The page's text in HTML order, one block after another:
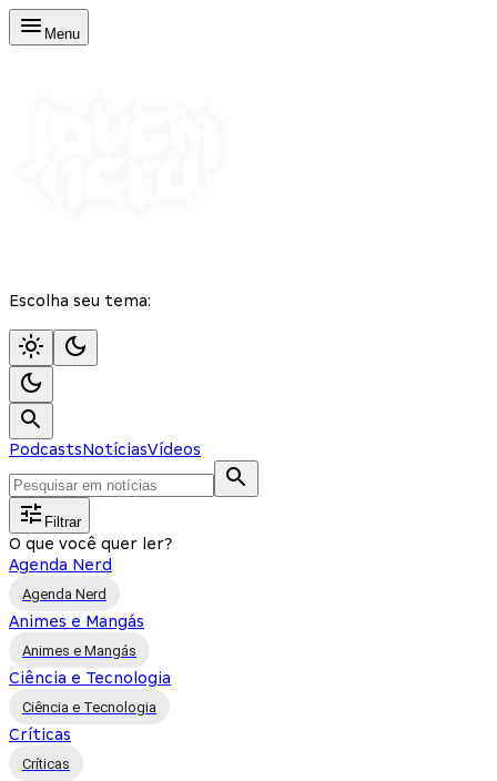
Menu
Escolha seu tema:
PodcastsNotíciasVídeos
Filtrar
O que você quer ler?
Agenda Nerd
Agenda Nerd
Animes e Mangás
Animes e Mangás
Ciência e Tecnologia
Ciência e Tecnologia
Críticas
Críticas